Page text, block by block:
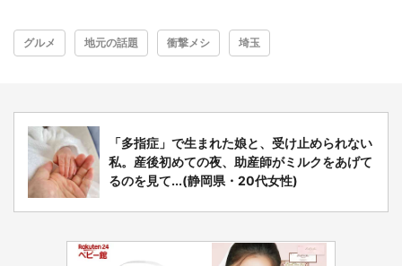
グルメ 地元の話題 衝撃メシ 埼玉
「多指症」で生まれた娘と、受け止められない
私。産後初めての夜、助産師がミルクをあげて
るのを見て...(静岡県・20代女性)